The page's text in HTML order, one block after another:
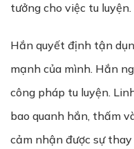
tưởng cho việc tu luyện.
Hắn quyết định tận
mạnh của mình. Hắn
công pháp tu luyện.
bao quanh hắn, thấm
cảm nhận được sự